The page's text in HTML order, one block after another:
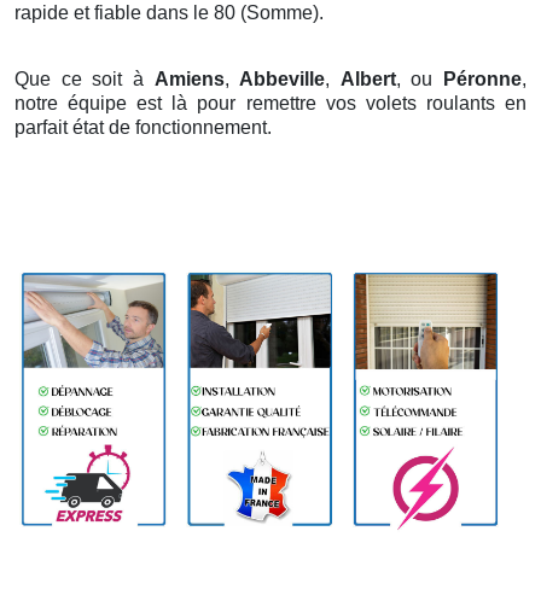
rapide et fiable dans le 80 (Somme).
Que ce soit à Amiens, Abbeville, Albert, ou Péronne,
notre équipe est là pour remettre vos volets roulants en
parfait état de fonctionnement.